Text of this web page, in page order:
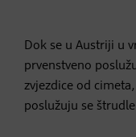
Dok se u Austriji u
prvenstveno
zvjezdice od
poslužuju se